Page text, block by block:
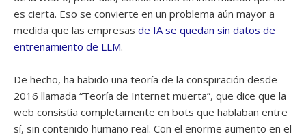
es cierta. Eso se convierte en un problema aún mayor a
medida que las empresas de IA se quedan sin datos de
entrenamiento de LLM.
De hecho, ha habido una teoría de la conspiración desde
2016 llamada “Teoría de Internet muerta”, que dice que la
web consistía completamente en bots que hablaban entre
sí, sin contenido humano real. Con el enorme aumento en el